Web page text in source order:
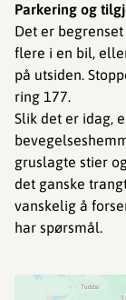
Parkering og
Det er
flere i en bil,
på utsiden.
ring 177.
Slik det er idag,
gruslagte stier
det ganske
vanskelig å
har spørsmål.